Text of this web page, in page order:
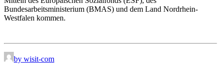
Bundesarbeitsministerium (BMAS) und dem Land Nordrhein-
Westfalen kommen.
by wisit-com